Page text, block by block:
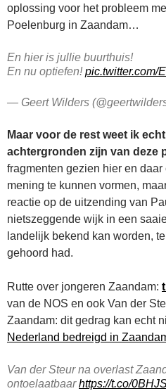
oplossing voor het probleem
Poelenburg in Zaandam…
En hier is jullie buurthuis!
En nu optiefen!pic.twitter.com/
— Geert Wilders
Maar voor de rest weet ik
achtergronden zijn van deze
fragmenten gezien hier en
mening te kunnen vormen,
reactie op de uitzending van
nietszeggende wijk in een
landelijk bekend kan worden,
gehoord had.
Rutte over jongeren Zaandam:
van de NOS en ook Van der
Zaandam: dit gedrag kan echt
Nederland bedreigd in
Van der Steur na overlast
ontoelaatbaarhttps://t.co/